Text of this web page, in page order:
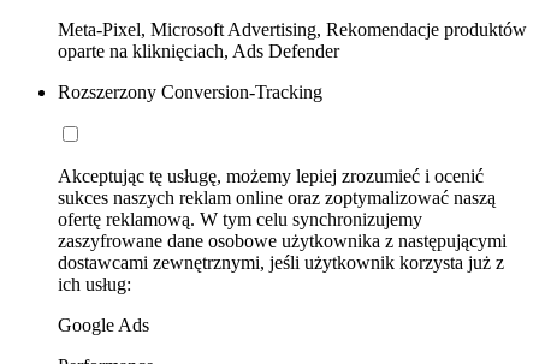
Meta-Pixel, Microsoft Advertising, Rekomendacje produktów
oparte na kliknięciach, Ads Defender
Rozszerzony Conversion-Tracking
Akceptując tę usługę, możemy lepiej zrozumieć i ocenić
sukces naszych reklam online oraz zoptymalizować naszą
ofertę reklamową. W tym celu synchronizujemy
zaszyfrowane dane osobowe użytkownika z następującymi
dostawcami zewnętrznymi, jeśli użytkownik korzysta już z
ich usług:
Google Ads